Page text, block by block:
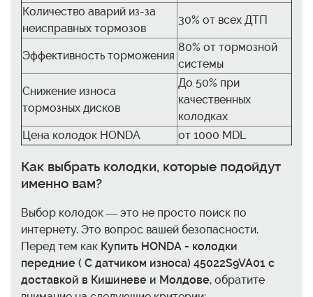
Количество аварий из-за
неисправных тормозов
30% от всех ДТП
Эффективность торможения
80% от тормозной
системы
Снижение износа
тормозных дисков
До 50% при
качественных
колодках
Цена колодок HONDA
от 1000 MDL
Как выбрать колодки, которые подойдут
именно вам?
Выбор колодок — это не просто поиск по
интернету. Это вопрос вашей безопасности.
Перед тем как Купить HONDA - колодки
передние ( С датчиком износа) 45022S9VA01 с
доставкой в Кишиневе и Молдове, обратите